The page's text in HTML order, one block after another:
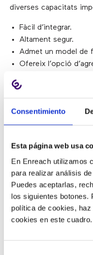
Consentimiento
Esta página web usa
En Enreach utilizamos
para realizar análisis
Puedes aceptarlas,
los siguientes botones.
política de cookies,
cookies en este cuadro.
diverses capacitats
Fàcil d’integrar.
Altament segur.
Admet un model de
Ofereix l’opció
Disponibilitat 24/7/
2)
omnicanal
Moltes
de veu com digital.
comunicar-se és
usuaris seleccionar el
resoldre la seva